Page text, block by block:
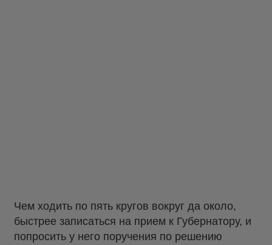
Чем ходить по пять кругов вокруг да около,
быстрее записаться на прием к Губернатору, и
попросить у него поручения по решению